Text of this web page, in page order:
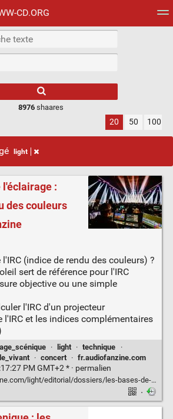
CD.ORG
Mur d'images
8976 shaares
20 50 100
light
l'éclairage :
des couleurs
l'IRC (indice de rendu des couleurs) ?
sert de référence pour l'IRC
objective ou une simple
l'IRC d'un projecteur
l'IRC et les indices complémentaires
· light · technique
·
· concert · fr.audiofanzine.com
PM GMT+2 * · permalien
dossiers/les-bases-de-l-eclairage-l-indice-de-rendu-des-couleurs.html
·